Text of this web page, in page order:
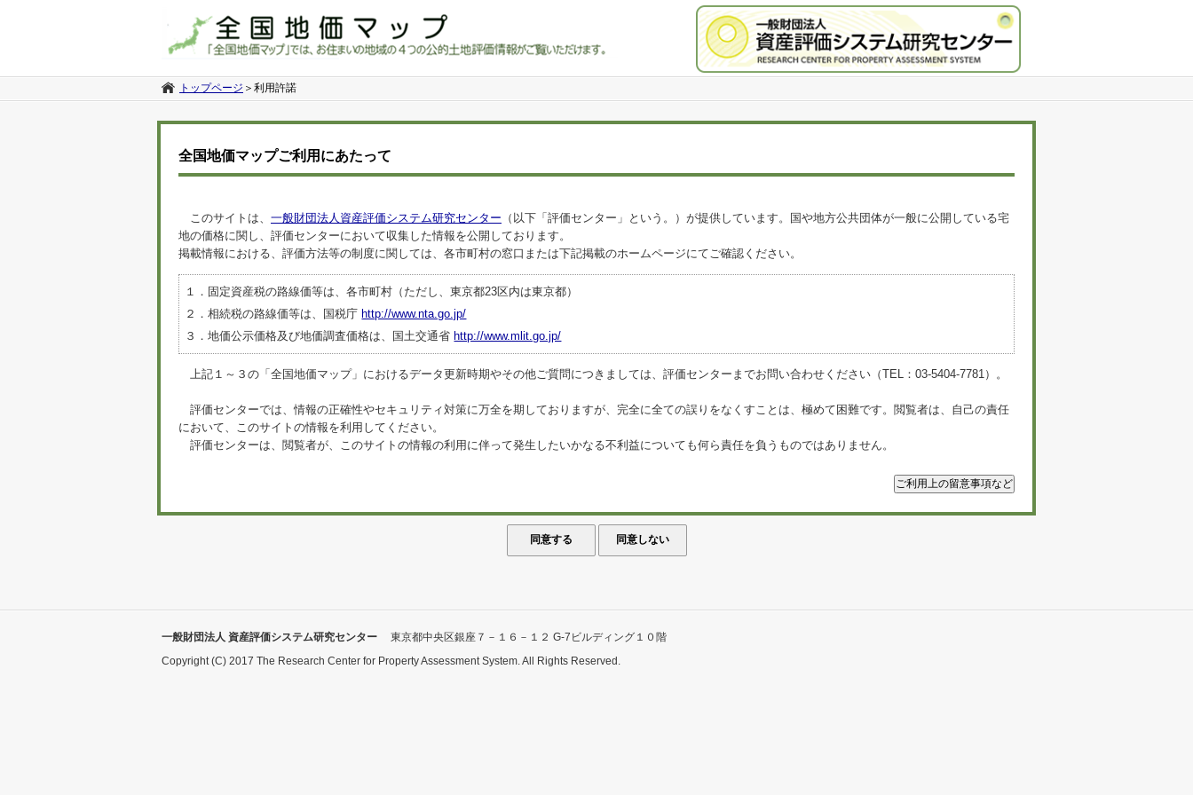
トップページ ＞ 利用許諾
全国地価マップご利用にあたって
このサイトは、 一般財団法人資産評価システム研究センター （以下「評価センター」という。）が提供しています。国や地方公共団体が一般に公開している宅
地の価格に関し、評価センターにおいて収集した情報を公開しております。
掲載情報における、評価方法等の制度に関しては、各市町村の窓口または下記掲載のホームページにてご確認ください。
１．固定資産税の路線価等は、各市町村（ただし、東京都23区内は東京都）
２．相続税の路線価等は、国税庁 http://www.nta.go.jp/
３．地価公示価格及び地価調査価格は、国土交通省 http://www.mlit.go.jp/
上記１～３の「全国地価マップ」におけるデータ更新時期やその他ご質問につきましては、評価センターまでお問い合わせください（TEL：03-5404-7781）。
評価センターでは、情報の正確性やセキュリティ対策に万全を期しておりますが、完全に全ての誤りをなくすことは、極めて困難です。閲覧者は、自己の責任
において、このサイトの情報を利用してください。
評価センターは、閲覧者が、このサイトの情報の利用に伴って発生したいかなる不利益についても何ら責任を負うものではありません。
一般財団法人 資産評価システム研究センター
東京都中央区銀座７－１６－１２ G-7ビルディング１０階
Copyright (C) 2017 The Research Center for Property Assessment System. All Rights Reserved.